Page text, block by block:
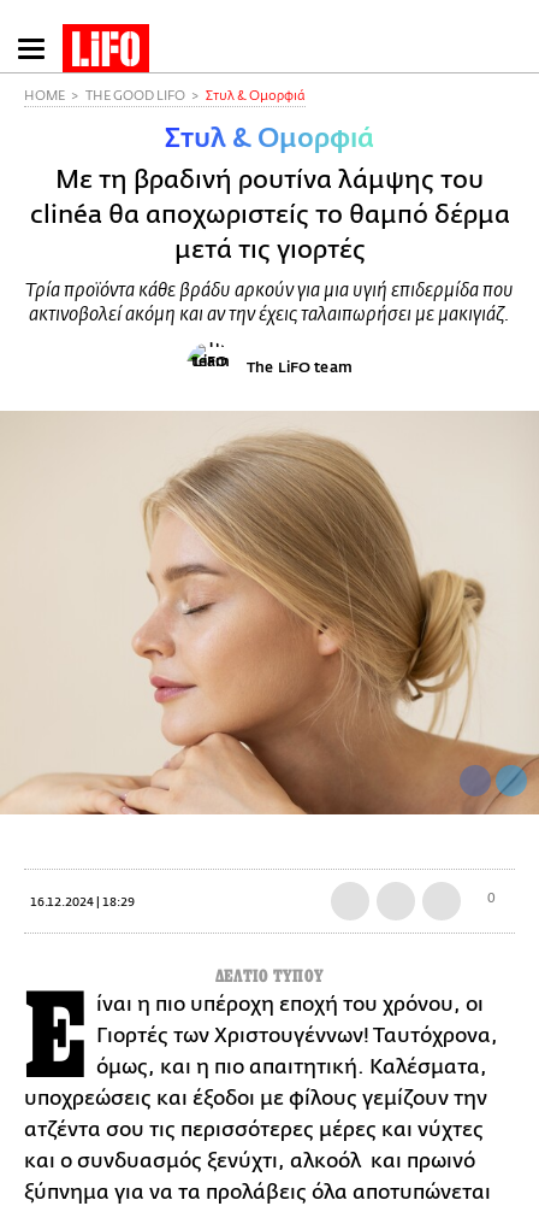
Παράκαμψη
προς
HOME THE GOOD LIFO Στυλ & Ομορφιά
Στυλ & Ομορφιά
Με τη βραδινή ρουτίνα λάμψης του
clinéa θα αποχωριστείς το θαμπό δέρμα
μετά τις γιορτές
Τρία προϊόντα κάθε βράδυ αρκούν για μια υγιή επιδερμίδα που
ακτινοβολεί ακόμη και αν την έχεις ταλαιπωρήσει με μακιγιάζ.
The LiFO team
16.12.2024 | 18:29 0
ΔΕΛΤΙΟ ΤΥΠΟΥ
Ε ίναι η πιο υπέροχη εποχή του χρόνου, οι
Γιορτές των Χριστουγέννων! Ταυτόχρονα,
όμως, και η πιο απαιτητική. Καλέσματα,
υποχρεώσεις και έξοδοι με φίλους γεμίζουν την
ατζέντα σου τις περισσότερες μέρες και νύχτες
και ο συνδυασμός ξενύχτι, αλκοόλ και πρωινό
ξύπνημα για να τα προλάβεις όλα αποτυπώνεται